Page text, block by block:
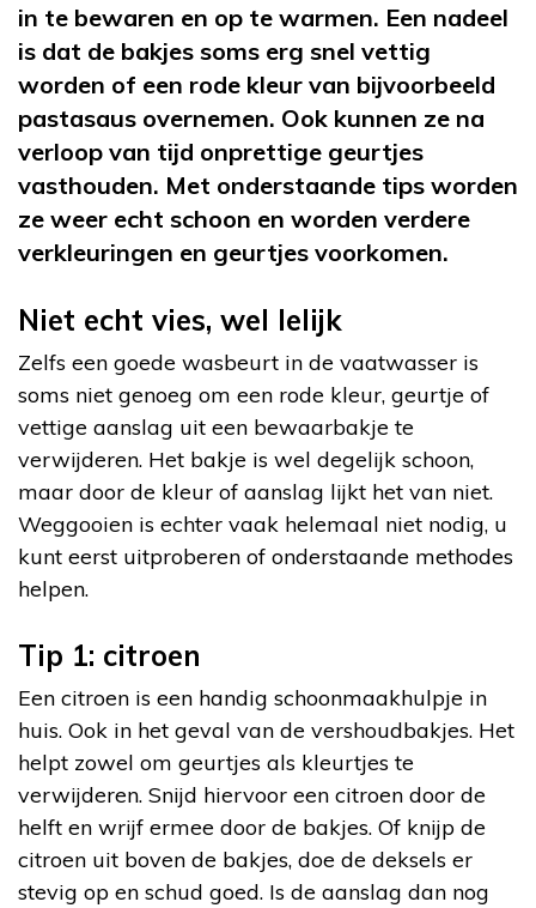
in te bewaren en op te warmen. Een nadeel
is dat de bakjes soms erg snel vettig
worden of een rode kleur van bijvoorbeeld
pastasaus overnemen. Ook kunnen ze na
verloop van tijd onprettige geurtjes
vasthouden. Met onderstaande tips worden
ze weer echt schoon en worden verdere
verkleuringen en geurtjes voorkomen.
Niet echt vies, wel lelijk
Zelfs een goede wasbeurt in de vaatwasser is
soms niet genoeg om een rode kleur, geurtje of
vettige aanslag uit een bewaarbakje te
verwijderen. Het bakje is wel degelijk schoon,
maar door de kleur of aanslag lijkt het van niet.
Weggooien is echter vaak helemaal niet nodig, u
kunt eerst uitproberen of onderstaande methodes
helpen.
Tip 1: citroen
Een citroen is een handig schoonmaakhulpje in
huis. Ook in het geval van de vershoudbakjes. Het
helpt zowel om geurtjes als kleurtjes te
verwijderen. Snijd hiervoor een citroen door de
helft en wrijf ermee door de bakjes. Of knijp de
citroen uit boven de bakjes, doe de deksels er
stevig op en schud goed. Is de aanslag dan nog